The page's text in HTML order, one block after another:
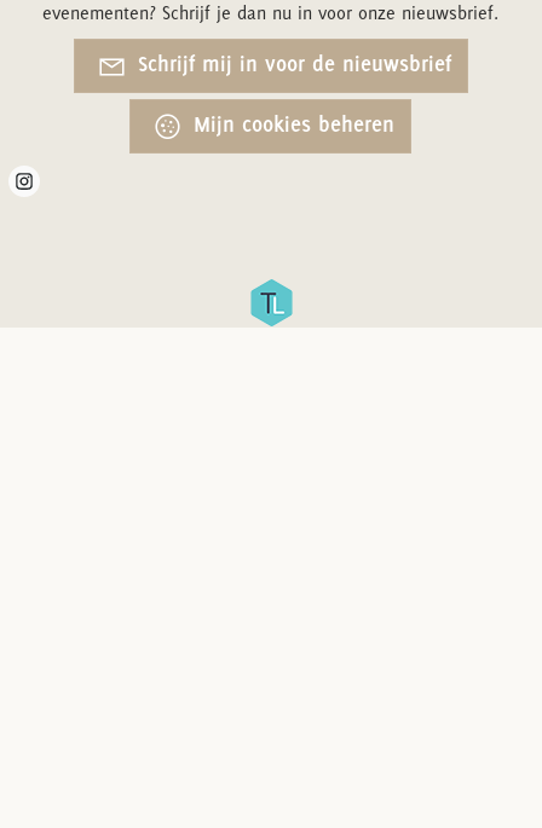
evenementen? Schrijf je dan nu in voor onze nieuwsbrief.
Schrijf mij in voor de nieuwsbrief
Mijn cookies beheren